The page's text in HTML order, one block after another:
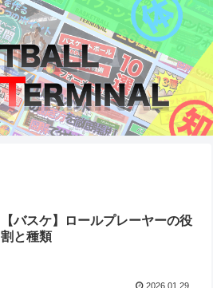
【バスケ】ロールプレーヤーの役
割と種類
2026.01.29